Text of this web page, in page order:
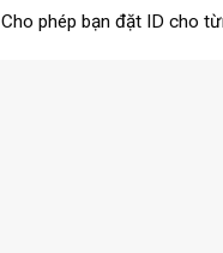
Cho phép bạn đặt ID cho